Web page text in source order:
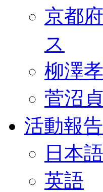
京都
ス
柳澤
菅沼
活動報告
日本語
英語